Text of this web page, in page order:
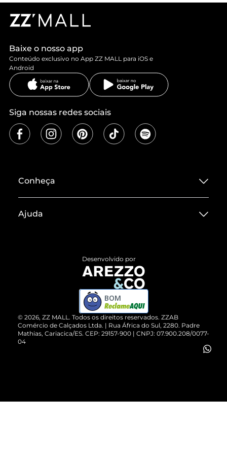
Baixe o nosso app
Conteúdo exclusivo no App ZZ MALL para iOS e
Android
Siga nossas redes sociais
Conheça
Termos de Uso
ZZ MALL é confiável
Cartão Presente
Vendas Corporativas
Ajuda
Devolução do Produto
Compre pelo WhatsApp
© 2026, ZZ MALL. Todos os direitos reservados. ZZAB
Comércio de Calçados Ltda. | Rua África do Sul, 2280. Padre
Mathias, Cariacica/ES. CEP: 29157-900 | CNPJ: 07.900.208/0077-
04
Desenvolvido por
BOM